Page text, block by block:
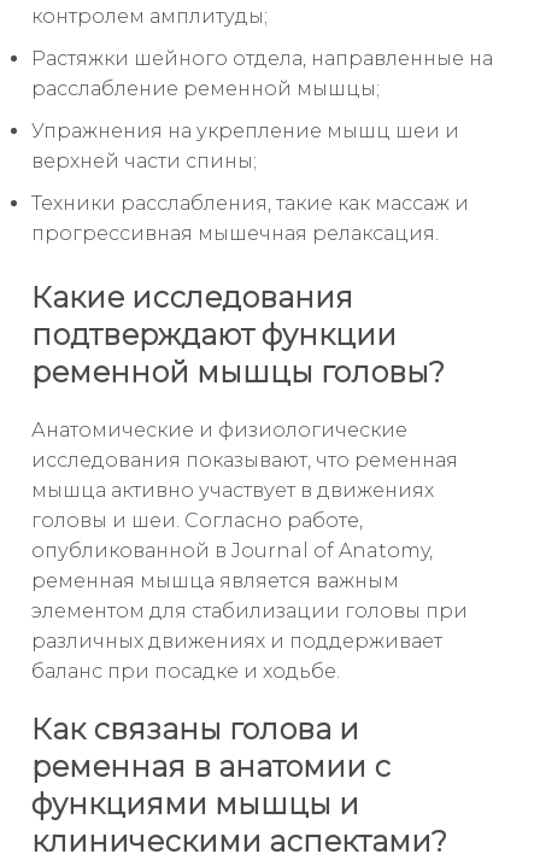
контролем амплитуды;
Растяжки шейного отдела, направленные на
расслабление ременной мышцы;
Упражнения на укрепление мышц шеи и
верхней части спины;
Техники расслабления, такие как массаж и
прогрессивная мышечная релаксация.
Какие исследования
подтверждают функции
ременной мышцы головы?
Анатомические и физиологические
исследования показывают, что ременная
мышца активно участвует в движениях
головы и шеи. Согласно работе,
опубликованной в Journal of Anatomy,
ременная мышца является важным
элементом для стабилизации головы при
различных движениях и поддерживает
баланс при посадке и ходьбе.
Как связаны голова и
ременная в анатомии с
функциями мышцы и
клиническими аспектами?